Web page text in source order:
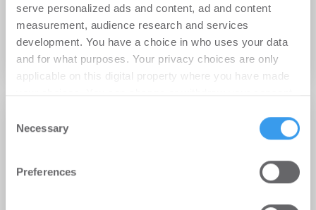
serve personalized ads and content, ad and content
measurement, audience research and services
development. You have a choice in who uses your data
and for what purposes. Your privacy choices are only
applicable on this digital property where you have made
the Privacy trigger icon.
Find out more about how your personal data is processed
and set your preferences in the
Selection
Necessary
Preferences
22.06.2022
Immobilienunternehmen IMMOVATION AG lädt
Himmelsstürmer zur documenta ein